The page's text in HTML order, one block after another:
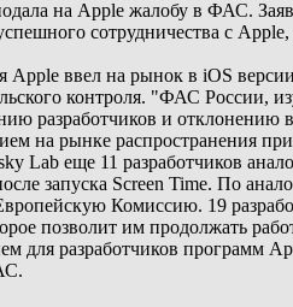
на Apple жалобу в ФАС.
сотрудничества с
ввел на рынок в iOS
контроля. "ФАС России,
разработчиков и отклонению
на рынке распространения
еще 11 разработчиков
запуска Screen Time. По
Комиссию. 19
позволит им продолжать
для разработчиков программ